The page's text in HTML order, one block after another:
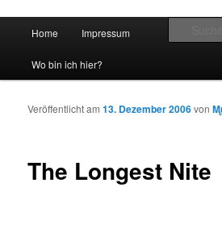
vidgames.de
Zum Inhalt wechseln
Zum sekundären Inhalt wechseln
Home Impressum
Wo bin ich hier?
The Longest Nite
Veröffentlicht am13. Dezember 2006von